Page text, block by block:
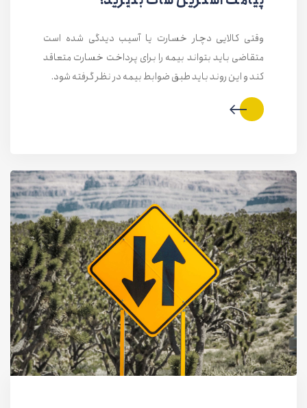
وقتی کالایی دچار خسارت یا آسیب دیدگی شده است
متقاضی باید بتواند بیمه را برای پرداخت خسارت متعاقد
کند و این روند باید طبق ضوابط بیمه در نظر گرفته شود.